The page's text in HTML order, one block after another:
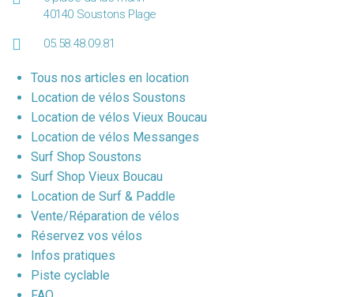
40140 Soustons Plage
05.58.48.09.81
Tous nos articles en location
Location de vélos Soustons
Location de vélos Vieux Boucau
Location de vélos Messanges
Surf Shop Soustons
Surf Shop Vieux Boucau
Location de Surf & Paddle
Vente/Réparation de vélos
Réservez vos vélos
Infos pratiques
Piste cyclable